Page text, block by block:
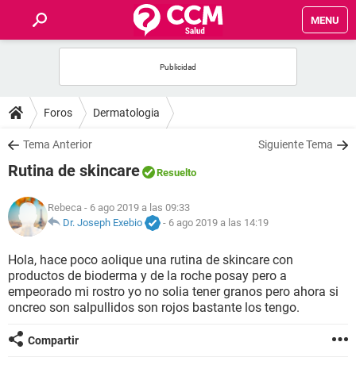
MENU
FOROS
SALUD
NUTRICIÓN
BIENESTAR
SEXUALIDAD
GLOSARIO
Foros Dermatologia
Tema Anterior Siguiente Tema
Rutina de skincare Resuelto
Rebeca - 6 ago 2019 a las 09:33
Dr. Joseph Exebio
- 6 ago 2019 a las 14:19
Hola, hace poco aolique una rutina de skincare con
productos de bioderma y de la roche posay pero a
empeorado mi rostro yo no solia tener granos pero ahora si
oncreo son salpullidos son rojos bastante los tengo.
Compartir